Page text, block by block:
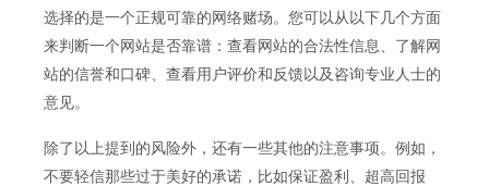
选择的是一个正规可靠的网络赌场。您可以从以下几个方面
来判断一个网站是否靠谱：查看网站的合法性信息、了解网
站的信誉和口碑、查看用户评价和反馈以及咨询专业人士的
意见。
除了以上提到的风险外，还有一些其他的注意事项。例如，
不要轻信那些过于美好的承诺，比如保证盈利、超高回报